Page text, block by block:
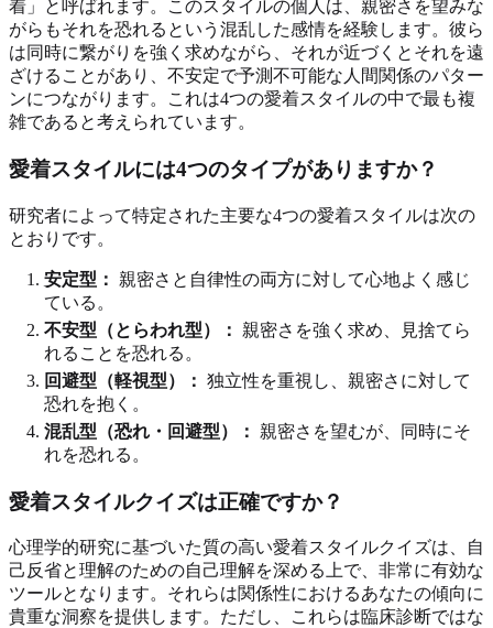
着」と呼ばれます。このスタイルの個人は、親密さを望みな
がらもそれを恐れるという混乱した感情を経験します。彼ら
は同時に繋がりを強く求めながら、それが近づくとそれを遠
ざけることがあり、不安定で予測不可能な人間関係のパター
ンにつながります。これは4つの愛着スタイルの中で最も複
雑であると考えられています。
愛着スタイルには4つのタイプがありますか？
研究者によって特定された主要な4つの愛着スタイルは次の
とおりです。
安定型：
親密さと自律性の両方に対して心地よく感じ
ている。
不安型（とらわれ型）：
親密さを強く求め、見捨てら
れることを恐れる。
回避型（軽視型）： 独立性を重視し、親密さに対して
恐れを抱く。
混乱型（恐れ・回避型）：
親密さを望むが、同時にそ
れを恐れる。
愛着スタイルクイズは正確ですか？
心理学的研究に基づいた質の高い愛着スタイルクイズは、自
己反省と理解のための自己理解を深める上で、非常に有効な
ツールとなります。それらは関係性におけるあなたの傾向に
貴重な洞察を提供します。ただし、これらは臨床診断ではな